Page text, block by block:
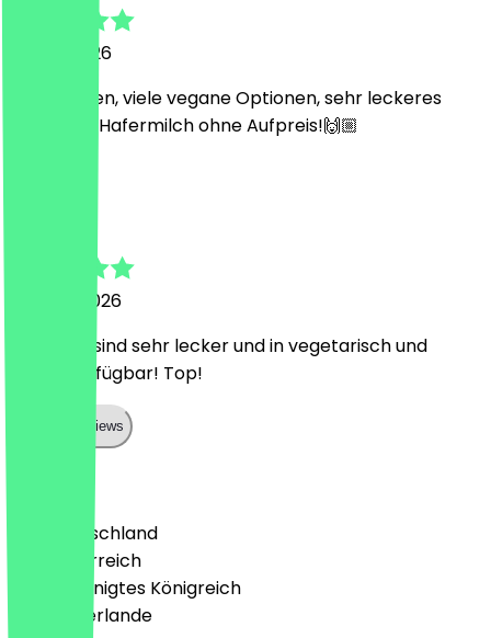
9. April 2026
Süßer Laden, viele vegane Optionen, sehr leckeres
Essen und Hafermilch ohne Aufpreis!🙌🏼
15. März 2026
Die Brote sind sehr lecker und in vegetarisch und
vegan verfügbar! Top!
Show all reviews
🇩🇪 Deutschland
🇦🇹 Österreich
🇬🇧 Vereinigtes Königreich
🇳🇱 Niederlande